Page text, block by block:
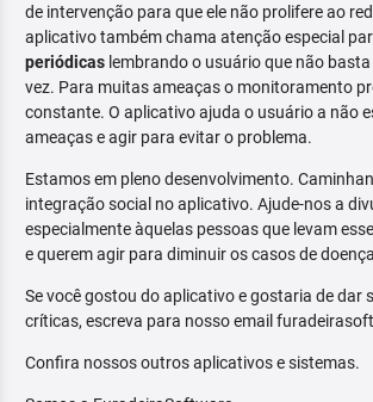
de intervenção para que ele não prolifere ao
aplicativo também chama atenção especial
periódicas lembrando o usuário que não
vez. Para muitas ameaças o monitoramento
constante. O aplicativo ajuda o usuário a não
ameaças e agir para evitar o problema.
Estamos em pleno desenvolvimento.
integração social no aplicativo. Ajude-nos a
especialmente àquelas pessoas que levam
e querem agir para diminuir os casos de
Se você gostou do aplicativo e gostaria de dar
críticas, escreva para nosso email
Confira nossos outros aplicativos e sistemas.